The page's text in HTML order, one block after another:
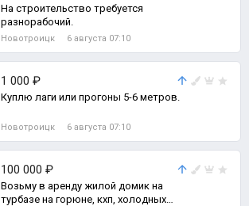
На строительство требуется
разнорабочий.
Новотроицк 6 августа 07:10
1 000 ₽
Куплю лаги или прогоны 5-6 метров.
Новотроицк 6 августа 07:10
100 000 ₽
Возьму в аренду жилой домик на
турбазе на горюне, кхп, холодных